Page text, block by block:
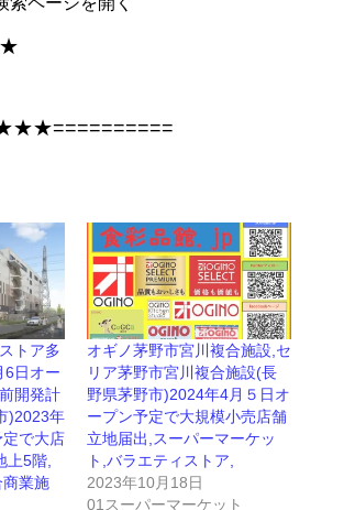
トア多
6日オー
開発計
)2023年
で大店
上5階,
業施
オギノ茅野市宮川複合施設,セ
リア茅野市宮川複合施設(長
野県茅野市)2024年4月５日オ
ープン予定で大規模小売店舗
立地届出,スーパーマーケッ
ト,バラエティストア,
2023年10月18日
01スーパーマーケット